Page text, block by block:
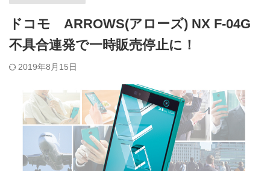
ドコモ ARROWS(アローズ) NX F-04G
不具合連発で一時販売停止に！
2019年8月15日